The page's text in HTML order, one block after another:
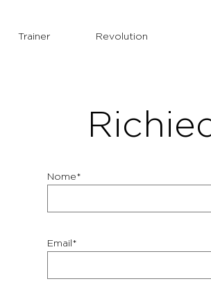
Trainer Revolution
Nome*
Email*